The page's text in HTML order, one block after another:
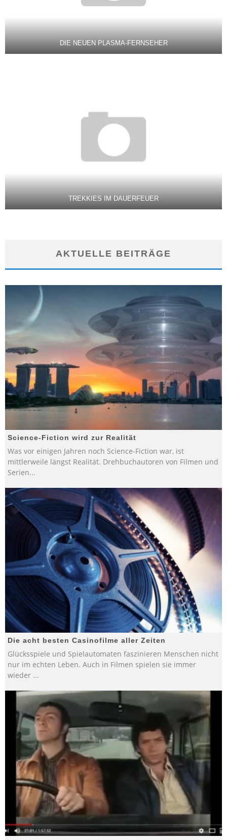
DIE NEUEN PLASMA-FERNSEHER
TREKKIES IM DAUERFEUER
AKTUELLE BEITRÄGE
Science-Fiction wird zur Realität
Was vor einigen Jahren noch Science-Fiction war, ist
mittlerweile längst Realität. Drehbuchautoren von Filmen und
Serien...
Die acht besten Casinofilme aller Zeiten
Glücksspiele und Spielautomaten faszinieren Menschen nicht
nur im echten Leben. Auch in Filmen spielen sie immer
wieder ...